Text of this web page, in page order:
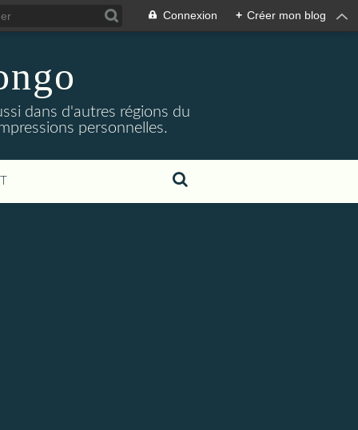
Connexion + Créer mon blog
dans d'autres régions du
personnelles.